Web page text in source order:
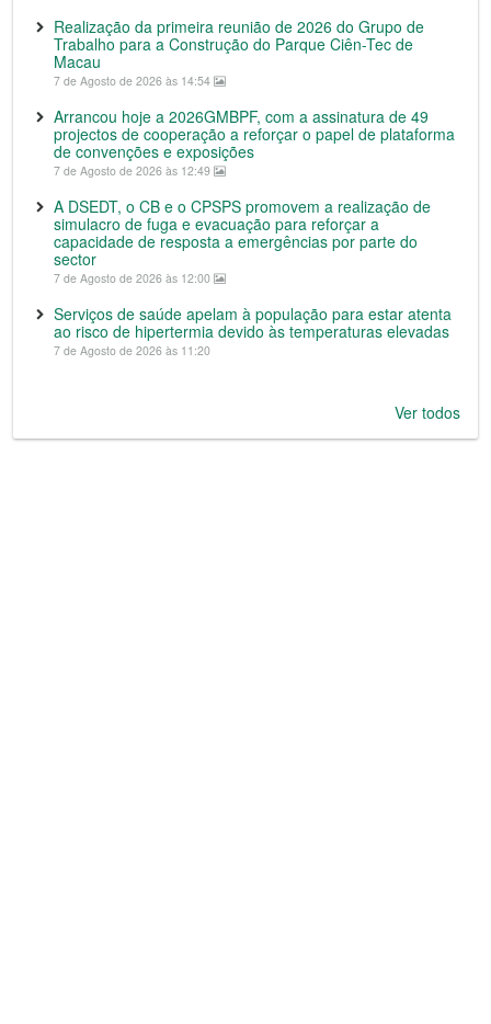
Realização da primeira reunião de 2026 do Grupo de
Trabalho para a Construção do Parque Ciên-Tec de
Macau
7 de Agosto de 2026 às 14:54
Arrancou hoje a 2026GMBPF, com a assinatura de 49
projectos de cooperação a reforçar o papel de plataforma
de convenções e exposições
7 de Agosto de 2026 às 12:49
A DSEDT, o CB e o CPSPS promovem a realização de
simulacro de fuga e evacuação para reforçar a
capacidade de resposta a emergências por parte do
sector
7 de Agosto de 2026 às 12:00
Serviços de saúde apelam à população para estar atenta
ao risco de hipertermia devido às temperaturas elevadas
7 de Agosto de 2026 às 11:20
Ver todos